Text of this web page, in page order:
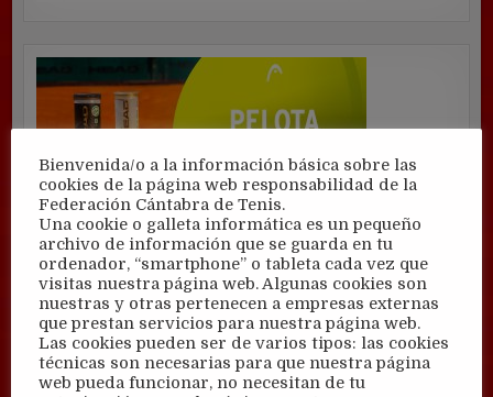
Bienvenida/o a la información básica sobre las
cookies de la página web responsabilidad de la
Federación Cántabra de Tenis.
Una cookie o galleta informática es un pequeño
archivo de información que se guarda en tu
ordenador, “smartphone” o tableta cada vez que
visitas nuestra página web. Algunas cookies son
nuestras y otras pertenecen a empresas externas
que prestan servicios para nuestra página web.
Las cookies pueden ser de varios tipos: las cookies
técnicas son necesarias para que nuestra página
web pueda funcionar, no necesitan de tu